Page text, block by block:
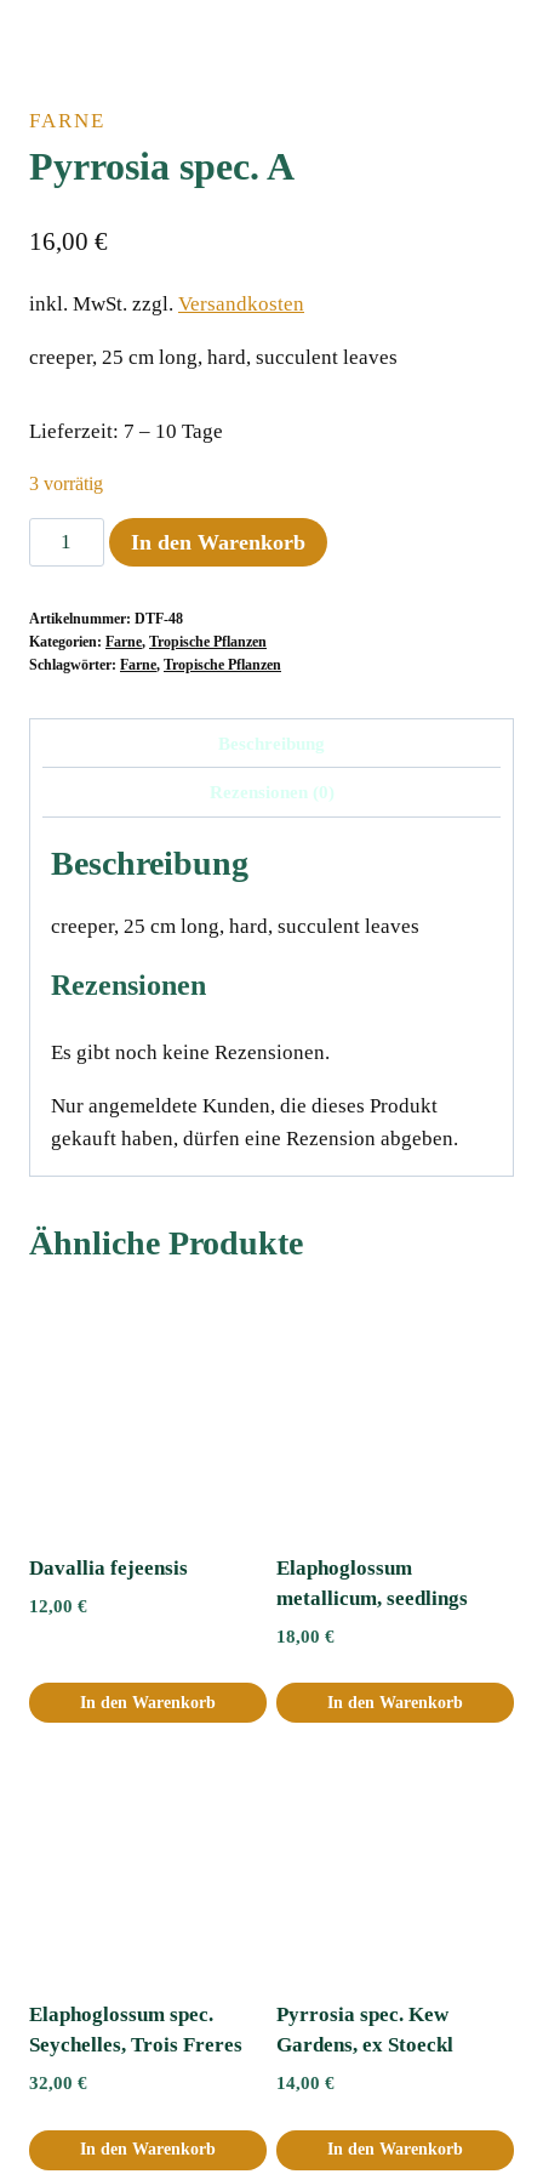
FARNE
Pyrrosia spec. A
16,00 €
inkl. MwSt. zzgl. Versandkosten
creeper, 25 cm long, hard, succulent leaves
Lieferzeit: 7 – 10 Tage
3 vorrätig
Pyrrosia
spec.
Menge
In den Warenkorb
Artikelnummer: DTF-48
Kategorien: Farne, Tropische Pflanzen
Schlagwörter: Farne, Tropische Pflanzen
Beschreibung
Rezensionen (0)
Beschreibung
creeper, 25 cm long, hard, succulent leaves
Rezensionen
Es gibt noch keine Rezensionen.
Nur angemeldete Kunden, die dieses Produkt
gekauft haben, dürfen eine Rezension abgeben.
Ähnliche Produkte
Davallia fejeensis
12,00 €
In den Warenkorb
Elaphoglossum
metallicum, seedlings
18,00 €
In den Warenkorb
Elaphoglossum spec.
Seychelles, Trois Freres
32,00 €
In den Warenkorb
Pyrrosia spec. Kew
Gardens, ex Stoeckl
14,00 €
In den Warenkorb